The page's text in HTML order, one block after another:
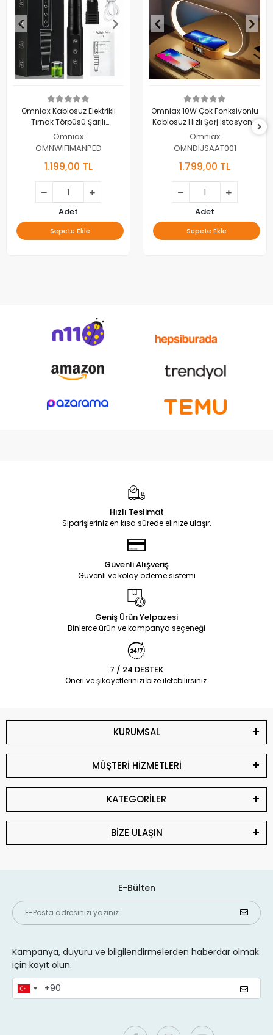
Omniax Kablosuz Elektrikli
Tırnak Törpüsü Şarjlı
Profesyonel Manikür Pedikür
Cihazı
Omniax
OMNWIFIMANPED
1.199,00 TL
Adet
Sepete Ekle
Omniax 10W Çok Fonksiyonlu
Kablosuz Hızlı Şarj İstasyonu
Telefon Standı LED Dijital Saat
ve Gece Lambası
Omniax
OMNDIJSAAT001
1.799,00 TL
Adet
Sepete Ekle
Hızlı Teslimat
Siparişleriniz en kısa sürede elinize ulaşır.
Güvenli Alışveriş
Güvenli ve kolay ödeme sistemi
Geniş Ürün Yelpazesi
Binlerce ürün ve kampanya seçeneği
7 / 24 DESTEK
Öneri ve şikayetlerinizi bize iletebilirsiniz.
KURUMSAL
MÜŞTERİ HİZMETLERİ
KATEGORİLER
BİZE ULAŞIN
E-Bülten
Kampanya, duyuru ve bilgilendirmelerden haberdar olmak
için kayıt olun.